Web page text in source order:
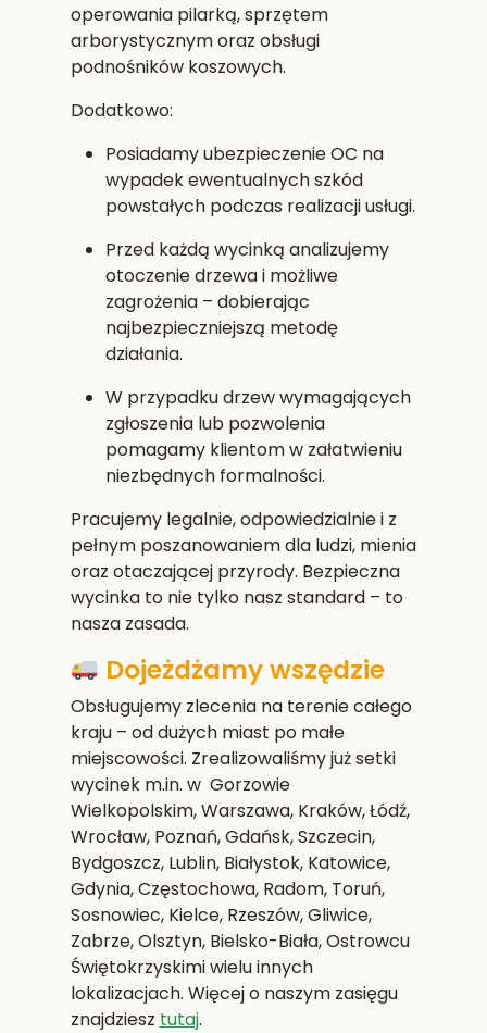
operowania pilarką, sprzętem
arborystycznym oraz obsługi
podnośników koszowych.
Dodatkowo:
Posiadamyubezpieczenie OC na
wypadek ewentualnych szkód
powstałych podczas realizacji usługi.
Przed każdą wycinką analizujemy
otoczenie drzewa i możliwe
zagrożenia – dobierając
najbezpieczniejszą metodę
działania.
W przypadku drzew wymagających
zgłoszenia lub pozwolenia
pomagamy klientom w załatwieniu
niezbędnych formalności.
Pracujemy legalnie, odpowiedzialnie i z
pełnym poszanowaniem dla ludzi, mienia
oraz otaczającej przyrody. Bezpieczna
wycinka to nie tylko nasz standard – to
nasza zasada.
Dojeżdżamy wszędzie
Obsługujemy zlecenia na terenie całego
kraju – od dużych miast po małe
miejscowości. Zrealizowaliśmy już setki
wycinek m.in. w Gorzowie
Wielkopolskim,Warszawa, Kraków, Łódź,
Wrocław, Poznań, Gdańsk, Szczecin,
Bydgoszcz, Lublin, Białystok, Katowice,
Gdynia, Częstochowa, Radom, Toruń,
Sosnowiec, Kielce, Rzeszów, Gliwice,
Zabrze, Olsztyn, Bielsko-Biała, Ostrowcu
Świętokrzyskimi wielu innych
lokalizacjach. Więcej o naszym zasięgu
znajdziesz tutaj.